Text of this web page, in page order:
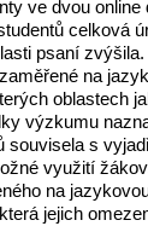
ve dvou
celková
psaní
na
oblastech
výzkumu
souvisela s
využití
na
jejich